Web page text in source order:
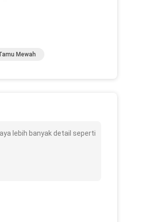
Mewah
lebih banyak detail seperti